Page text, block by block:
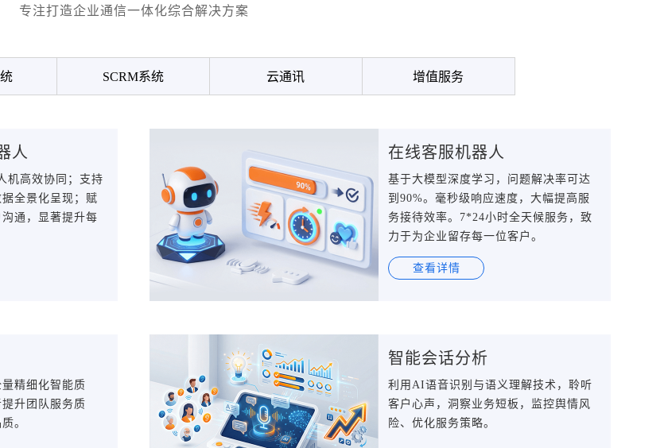
专注打造企业通信一体化综合解决方案
SCRM系统 云通讯 增值服务
人
机高效协同；支持
全景化呈现；赋
通，显著提升每
在线客服机器人
基于大模型深度学习，问题解决率可达
到90%。毫秒级响应速度，大幅提高服
务接待效率。7*24小时全天候服务，致
力于为企业留存每一位客户。
查看详情
精细化智能质
升团队服务质
。
智能会话分析
利用AI语音识别与语义理解技术，聆听
客户心声，洞察业务短板，监控舆情风
险、优化服务策略。